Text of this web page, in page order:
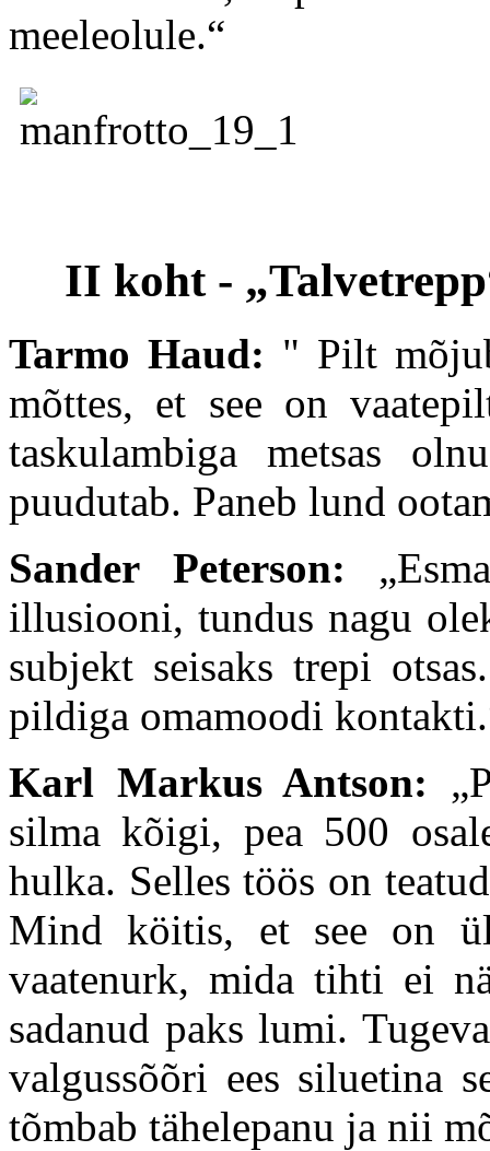
meeleolule.“
II koht -
Tarmo Haud: " Pilt
mõttes, et see on
taskulambiga metsas
puudutab. Paneb lund
Sander Peterson:
illusiooni, tundus nagu
subjekt seisaks trepi
pildiga omamoodi
Karl Markus Antson: „
silma kõigi, pea 500
hulka. Selles töös on
Mind köitis, et see on
vaatenurk, mida tihti ei
sadanud paks lumi.
valgussõõri ees siluetina
tõmbab tähelepanu ja nii